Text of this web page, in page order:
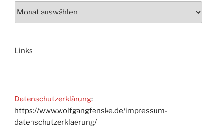
Links
Datenschutzerklärung:
https://www.wolfgangfenske.de/impressum-
datenschutzerklaerung/